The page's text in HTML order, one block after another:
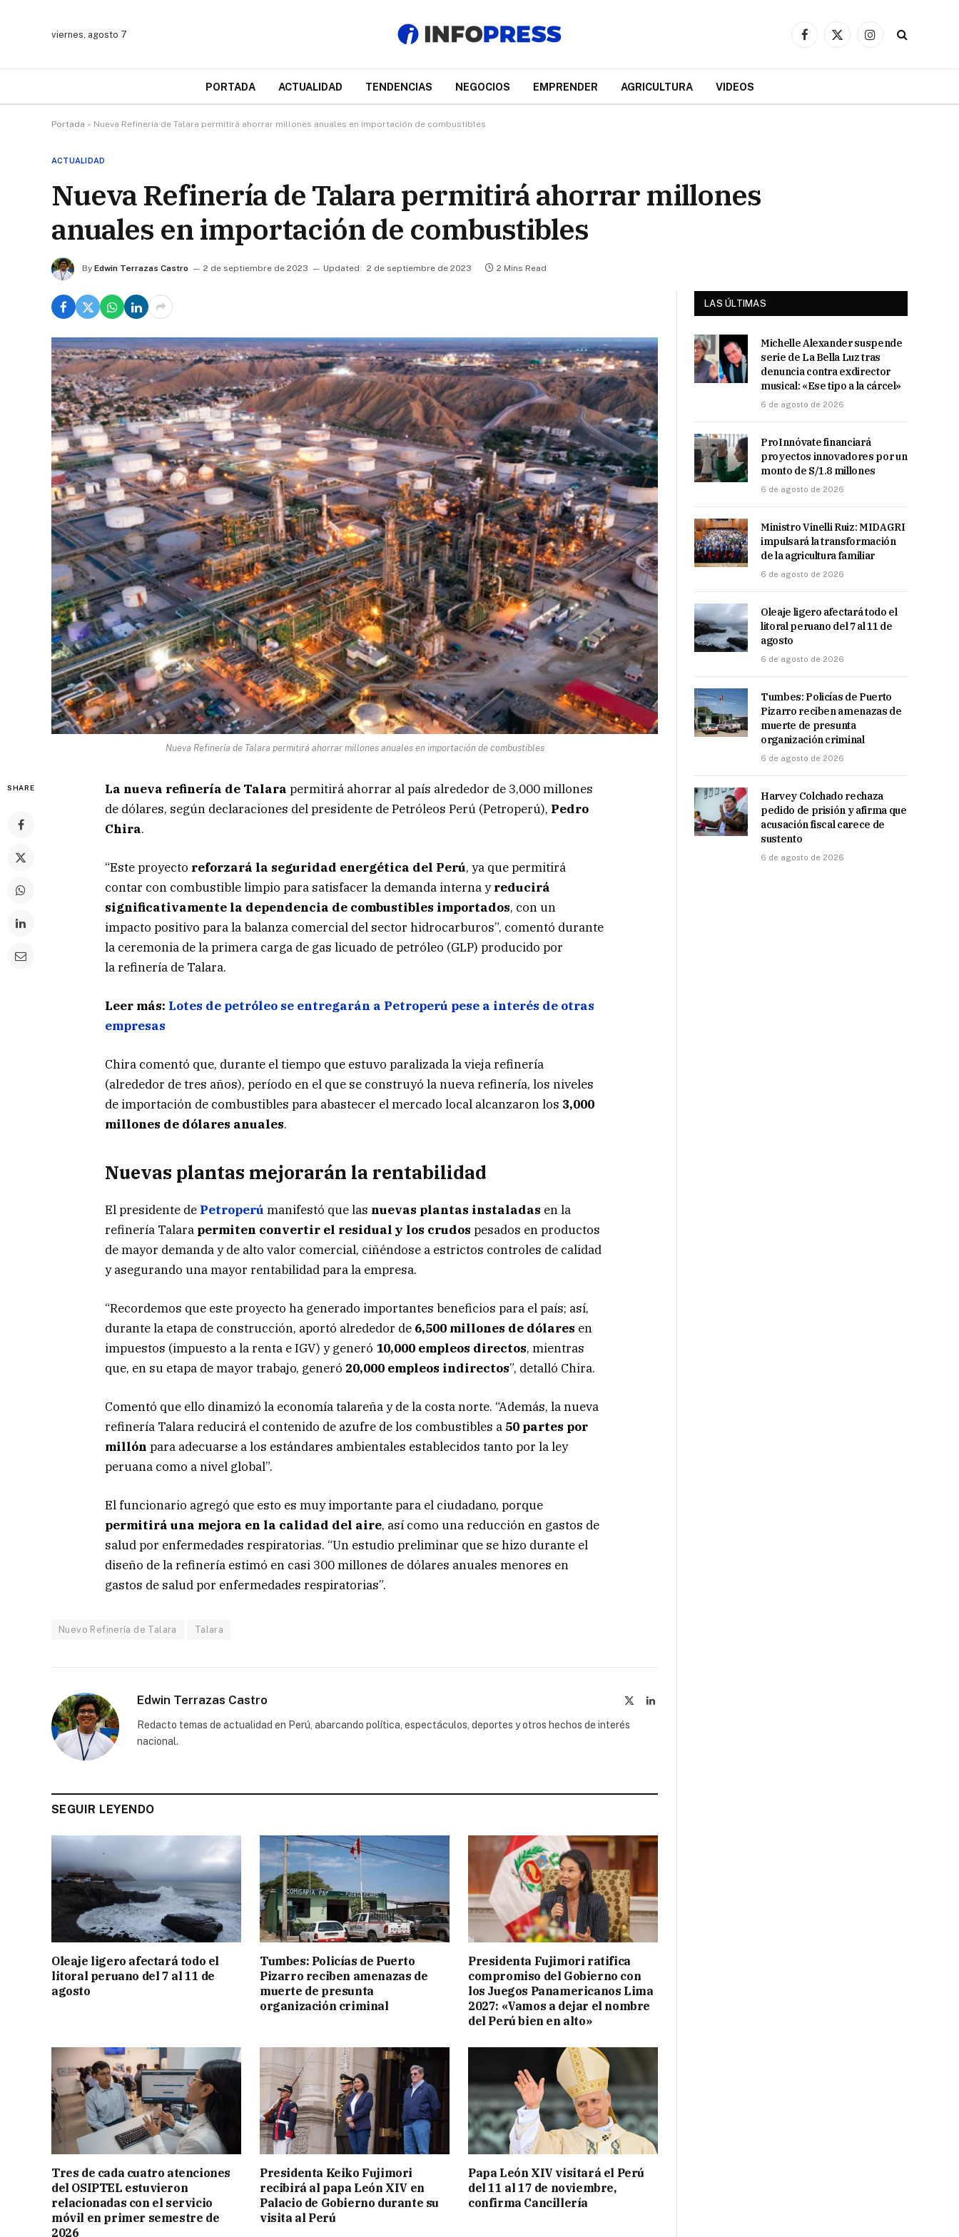
viernes, agosto 7
Facebook
X
Instagram
PORTADA ACTUALIDAD TENDENCIAS NEGOCIOS EMPRENDER AGRICULTURA VIDEOS
Portada » Nueva Refinería de Talara permitirá ahorrar millones anuales en importación de combustibles
ACTUALIDAD
Nueva Refinería de Talara permitirá ahorrar millones
anuales en importación de combustibles
By Edwin Terrazas Castro 2 de septiembre de 2023 Updated: 2 de septiembre de 2023 2 Mins Read
Nueva Refinería de Talara permitirá ahorrar millones anuales en importación de combustibles
SHARE La nueva refinería de Talara permitirá ahorrar al país alrededor de 3,000 millones
de dólares, según declaraciones del presidente de Petróleos Perú (Petroperú), Pedro
Chira.
“Este proyecto reforzará la seguridad energética del Perú, ya que permitirá
contar con combustible limpio para satisfacer la demanda interna yreducirá
significativamente la dependencia de combustibles importados, con un
impacto positivo para la balanza comercial del sector hidrocarburos”, comentó durante
la ceremonia de la primera carga de gas licuado de petróleo (GLP) producido por
la refinería de Talara.
Leer más: Lotes de petróleo se entregarán a Petroperú pese a interés de otras
empresas
Chira comentó que, durante el tiempo que estuvo paralizada la vieja refinería
(alrededor de tres años), período en el que se construyó la nueva refinería, los niveles
de importación de combustibles para abastecer el mercado local alcanzaron los 3,000
millones de dólares anuales.
Nuevas plantas mejorarán la rentabilidad
El presidente de Petroperúmanifestó que las nuevas plantas instaladas en la
refinería Talara permiten convertir el residual y los crudos pesados en productos
de mayor demanda y de alto valor comercial, ciñéndose a estrictos controles de calidad
y asegurando una mayor rentabilidad para la empresa.
“Recordemos que este proyecto ha generado importantes beneficios para el país; así,
durante la etapa de construcción, aportó alrededor de 6,500 millones de dólares en
impuestos (impuesto a la renta e IGV) y generó 10,000 empleos directos, mientras
que, en su etapa de mayor trabajo, generó 20,000 empleos indirectos”, detalló Chira.
Comentó que ello dinamizó la economía talareña y de la costa norte. “Además, la nueva
refinería Talara reducirá el contenido de azufre de los combustibles a 50 partes por
millón para adecuarse a los estándares ambientales establecidos tanto por la ley
peruana como a nivel global”.
El funcionario agregó que esto es muy importante para el ciudadano, porque
permitirá una mejora en la calidad del aire, así como una reducción en gastos de
salud por enfermedades respiratorias. “Un estudio preliminar que se hizo durante el
diseño de la refinería estimó en casi 300 millones de dólares anuales menores en
gastos de salud por enfermedades respiratorias”.
Nuevo Refinería de Talara Talara
Edwin Terrazas Castro LinkedIn
Redacto temas de actualidad en Perú, abarcando política, espectáculos, deportes y otros hechos de interés
nacional.
SEGUIR LEYENDO
Oleaje ligero afectará todo el
litoral peruano del 7 al 11 de
agosto
Tumbes: Policías de Puerto
Pizarro reciben amenazas de
muerte de presunta
organización criminal
Presidenta Fujimori ratifica
compromiso del Gobierno con
los Juegos Panamericanos Lima
2027: «Vamos a dejar el nombre
del Perú bien en alto»
Tres de cada cuatro atenciones
del OSIPTEL estuvieron
relacionadas con el servicio
móvil en primer semestre de
2026
Presidenta Keiko Fujimori
recibirá al papa León XIV en
Palacio de Gobierno durante su
visita al Perú
Papa León XIV visitará el Perú
del 11 al 17 de noviembre,
confirma Cancillería
LAS ÚLTIMAS
Michelle Alexander suspende
serie de La Bella Luz tras
denuncia contra exdirector
musical: «Ese tipo a la cárcel»
6 de agosto de 2026
ProInnóvate financiará
proyectos innovadores por un
monto de S/1.8 millones
6 de agosto de 2026
Ministro Vinelli Ruiz: MIDAGRI
impulsará la transformación
de la agricultura familiar
6 de agosto de 2026
Oleaje ligero afectará todo el
litoral peruano del 7 al 11 de
agosto
6 de agosto de 2026
Tumbes: Policías de Puerto
Pizarro reciben amenazas de
muerte de presunta
organización criminal
6 de agosto de 2026
Harvey Colchado rechaza
pedido de prisión y afirma que
acusación fiscal carece de
sustento
6 de agosto de 2026